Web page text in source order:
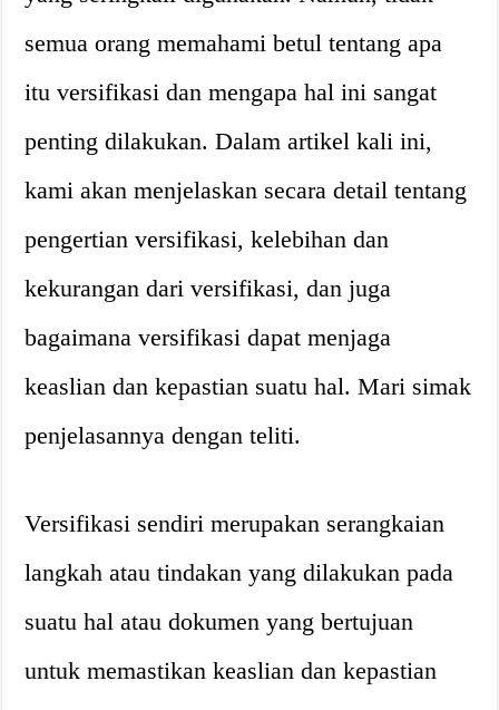
semua orang memahami betul tentang apa
itu versifikasi dan mengapa hal ini sangat
penting dilakukan. Dalam artikel kali ini,
kami akan menjelaskan secara detail tentang
pengertian versifikasi, kelebihan dan
kekurangan dari versifikasi, dan juga
bagaimana versifikasi dapat menjaga
keaslian dan kepastian suatu hal. Mari simak
penjelasannya dengan teliti.
Versifikasi sendiri merupakan serangkaian
langkah atau tindakan yang dilakukan pada
suatu hal atau dokumen yang bertujuan
untuk memastikan keaslian dan kepastian